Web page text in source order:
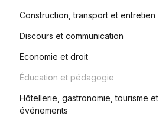
Construction, transport et entretien
Discours et communication
Economie et droit
Éducation et pédagogie
Hôtellerie, gastronomie, tourisme et
événements